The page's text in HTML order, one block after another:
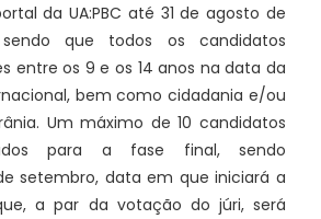
da UA:PBC até 31 de agosto de
sendo que todos os candidatos
entre os 9 e os 14 anos na data da
bem como cidadania e/ou
Um máximo de 10 candidatos
para a fase final, sendo
setembro, data em que iniciará a
a par da votação do júri, será